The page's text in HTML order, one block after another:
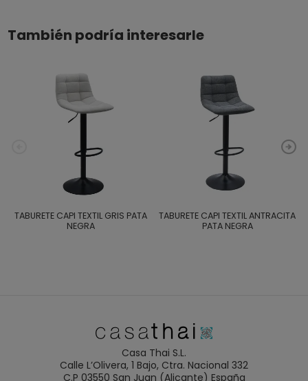
También podría interesarle
TABURETE CAPI TEXTIL GRIS PATA
NEGRA
TABURETE CAPI TEXTIL ANTRACITA
PATA NEGRA
Casa Thai S.L.
Calle L’Olivera, 1 Bajo, Ctra. Nacional 332
C.P 03550 San Juan (Alicante) España